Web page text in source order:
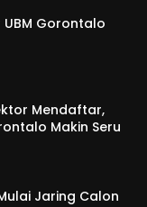
Gorontalo
Mendaftar,
Makin Seru
Jaring Calon